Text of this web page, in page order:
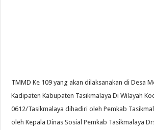
TMMD Ke 109 yang akan dilaksanakan di Desa
Kadipaten Kabupaten Tasikmalaya Di Wilayah
0612/Tasikmalaya dihadiri oleh Pemkab
oleh Kepala Dinas Sosial Pemkab Tasikmalaya